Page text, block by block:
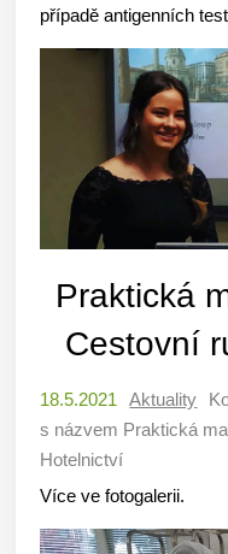
případě antigenních
Praktická
Cestovní
18.5.2021 Aktuality
s názvem Praktická
Hotelnictví
Více ve fotogalerii.